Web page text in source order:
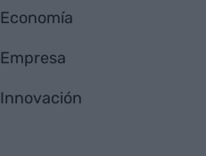
Economía
Empresa
Innovación